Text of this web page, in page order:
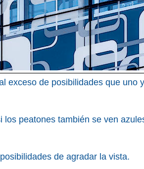
exceso de posibilidades que uno
peatones también se ven
de agradar la vista.